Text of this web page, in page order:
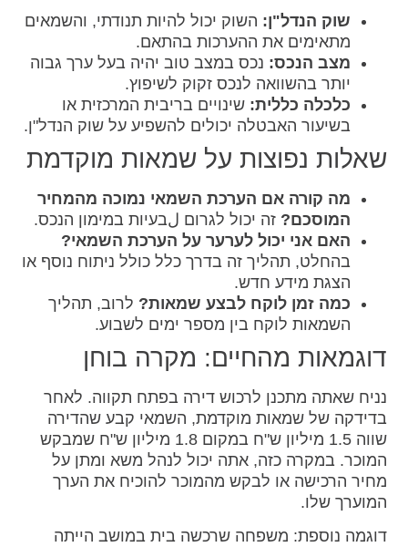
שוק הנדל"ן: השוק יכול להיות תנודתי, והשמאים
מתאימים את ההערכות בהתאם.
מצב הנכס: נכס במצב טוב יהיה בעל ערך גבוה
יותר בהשוואה לנכס זקוק לשיפוץ.
כלכלה כללית: שינויים בריבית המרכזית או
בשיעור האבטלה יכולים להשפיע על שוק הנדל"ן.
שאלות נפוצות על שמאות מוקדמת
מה קורה אם הערכת השמאי נמוכה מהמחיר
המוסכם? זה יכול לגרום لבעיות במימון הנכס.
האם אני יכול לערער על הערכת השמאי?
בהחלט, תהליך זה בדרך כלל כולל ניתוח נוסף או
הצגת מידע חדש.
כמה זמן לוקח לבצע שמאות? לרוב, תהליך
השמאות לוקח בין מספר ימים לשבוע.
דוגמאות מהחיים: מקרה בוחן
נניח שאתה מתכנן לרכוש דירה בפתח תקווה. לאחר
בדידקה של שמאות מוקדמת, השמאי קבע שהדירה
שווה 1.5 מיליון ש"ח במקום 1.8 מיליון ש"ח שמבקש
המוכר. במקרה כזה, אתה יכול לנהל משא ומתן על
מחיר הרכישה או לבקש מהמוכר להוכיח את הערך
המוערך שלו.
דוגמה נוספת: משפחה שרכשה בית במושב הייתה